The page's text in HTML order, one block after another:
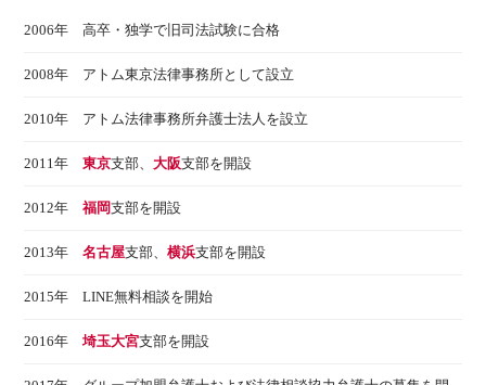
2006年 高卒・独学で旧司法試験に合格
2008年 アトム東京法律事務所として設立
2010年 アトム法律事務所弁護士法人を設立
2011年東京支部、大阪支部を開設
2012年福岡支部を開設
2013年名古屋支部、横浜支部を開設
2015年 LINE無料相談を開始
2016年埼玉大宮支部を開設